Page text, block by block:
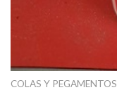
COLAS Y PEGAMENTOS